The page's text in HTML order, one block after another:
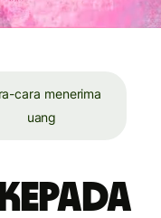
cara menerima
uang